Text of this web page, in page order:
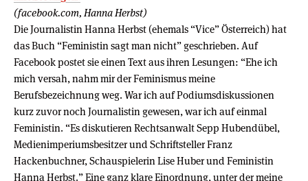
(facebook.com, Hanna Herbst)
Die Journalistin Hanna Herbst (ehemals “Vice” Österreich) hat
das Buch “Feministin sagt man nicht” geschrieben. Auf
Facebook postet sie einen Text aus ihren Lesungen: “Ehe ich
mich versah, nahm mir der Feminismus meine
Berufsbezeichnung weg. War ich auf Podiumsdiskussionen
kurz zuvor noch Journalistin gewesen, war ich auf einmal
Feministin. “Es diskutieren Rechtsanwalt Sepp Hubendübel,
Medienimperiumsbesitzer und Schriftsteller Franz
Hackenbuchner, Schauspielerin Lise Huber und Feministin
Hanna Herbst.” Eine ganz klare Einordnung, unter der meine